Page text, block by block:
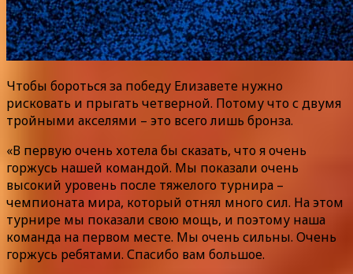
Чтобы бороться за победу Елизавете нужно
рисковать и прыгать четверной. Потому что с двумя
тройными акселями – это всего лишь бронза.
«В первую очень хотела бы сказать, что я очень
горжусь нашей командой. Мы показали очень
высокий уровень после тяжелого турнира –
чемпионата мира, который отнял много сил. На этом
турнире мы показали свою мощь, и поэтому наша
команда на первом месте. Мы очень сильны. Очень
горжусь ребятами. Спасибо вам большое.